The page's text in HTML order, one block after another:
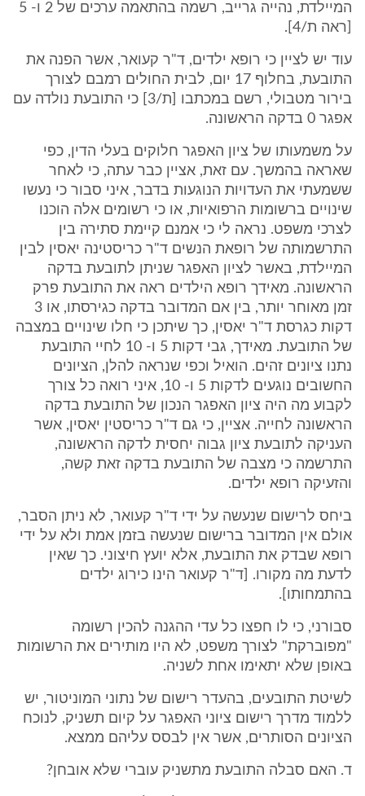
המיילדת, נהייה גרייב, רשמה בהתאמה ערכים של 2 ו- 5
[ראה ת/4].
עוד יש לציין כי רופא ילדים, ד"ר קעואר, אשר הפנה את
התובעת, בחלוף 17 יום, לבית החולים רמבם לצורך
בירור מטבולי, רשם במכתבו [ת/3] כי התובעת נולדה עם
אפגר 0 בדקה הראשונה.
על משמעותו של ציון האפגר חלוקים בעלי הדין, כפי
שאראה בהמשך. עם זאת, אציין כבר עתה, כי לאחר
ששמעתי את העדויות הנוגעות בדבר, איני סבור כי נעשו
שינויים ברשומות הרפואיות, או כי רשומים אלה הוכנו
לצרכי משפט. נראה לי כי אמנם קיימת סתירה בין
התרשמותה של רופאת הנשים ד"ר כריסטינה יאסין לבין
המיילדת, באשר לציון האפגר שניתן לתובעת בדקה
הראשונה. מאידך רופא הילדים ראה את התובעת פרק
זמן מאוחר יותר, בין אם המדובר בדקה כגירסתו, או 3
דקות כגרסת ד"ר יאסין, כך שיתכן כי חלו שינויים במצבה
של התובעת. מאידך, גבי דקות 5 ו- 10 לחיי התובעת
נתנו ציונים זהים. הואיל וכפי שנראה להלן, הציונים
החשובים נוגעים לדקות 5 ו- 10, איני רואה כל צורך
לקבוע מה היה ציון האפגר הנכון של התובעת בדקה
הראשונה לחייה. אציין, כי גם ד"ר כריסטין יאסין, אשר
העניקה לתובעת ציון גבוה יחסית לדקה הראשונה,
התרשמה כי מצבה של התובעת בדקה זאת קשה,
והזעיקה רופא ילדים.
ביחס לרישום שנעשה על ידי ד"ר קעואר, לא ניתן הסבר,
אולם אין המדובר ברישום שנעשה בזמן אמת ולא על ידי
רופא שבדק את התובעת, אלא יועץ חיצוני. כך שאין
לדעת מה מקורו. [ד"ר קעואר הינו כירוג ילדים
בהתמחותו].
סבורני, כי לו חפצו כל עדי ההגנה להכין רשומה
"מפוברקת" לצורך משפט, לא היו מותירים את הרשומות
באופן שלא יתאימו אחת לשניה.
לשיטת התובעים, בהעדר רישום של נתוני המוניטור, יש
ללמוד מדרך רישום ציוני האפגר על קיום תשניק, לנוכח
הציונים הסותרים, אשר אין לבסס עליהם ממצא.
ד. האם סבלה התובעת מתשניק עוברי שלא אובחן?